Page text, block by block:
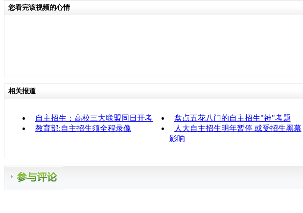
您看完该视频的心情
相关报道
自主招生：高校三大联盟同日开考
盘点五花八门的自主招生"神"考题
教育部:自主招生须全程录像
人大自主招生明年暂停 或受招生黑幕
影响